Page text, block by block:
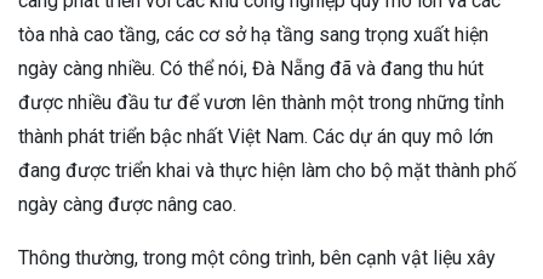
tòa nhà cao tầng, các cơ sở hạ tầng sang trọng xuất hiện
ngày càng nhiều. Có thể nói, Đà Nẵng đã và đang thu hút
được nhiều đầu tư để vươn lên thành một trong những tỉnh
thành phát triển bậc nhất Việt Nam. Các dự án quy mô lớn
đang được triển khai và thực hiện làm cho bộ mặt thành phố
ngày càng được nâng cao.
Thông thường, trong một công trình, bên cạnh vật liệu xây